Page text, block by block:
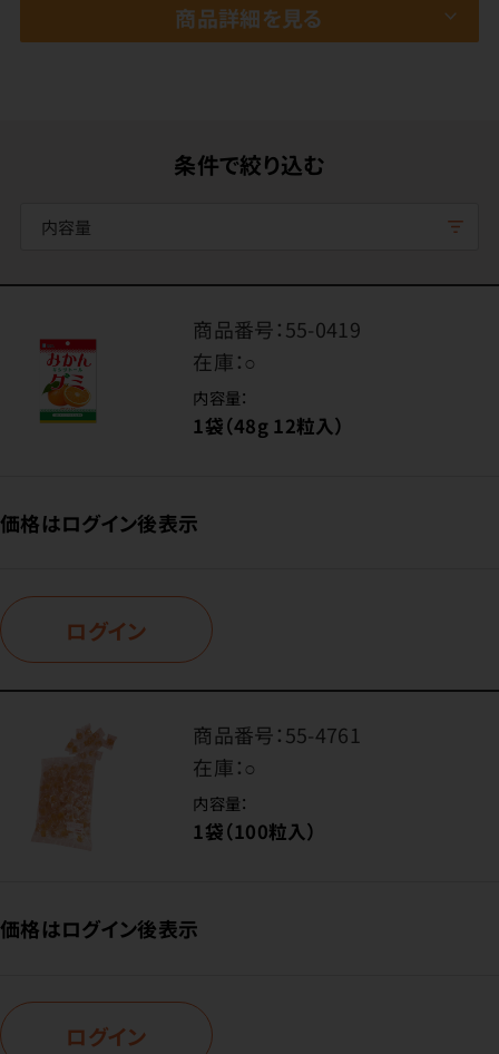
商品詳細を見る
条件で絞り込む
内容量
商品番号：55-0419
在庫：○
内容量：
1袋（48g 12粒入）
価格はログイン後表示
ログイン
商品番号：55-4761
在庫：○
内容量：
1袋（100粒入）
価格はログイン後表示
ログイン